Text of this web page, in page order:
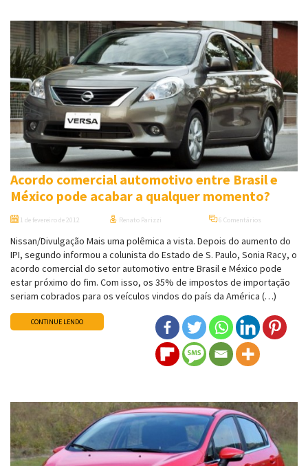
Acordo comercial automotivo entre Brasil e
México pode acabar a qualquer momento?
1 de fevereiro de 2012 Renato Parizzi 6 Comentários
Nissan/Divulgação Mais uma polêmica a vista. Depois do aumento do
IPI, segundo informou a colunista do Estado de S. Paulo, Sonia Racy, o
acordo comercial do setor automotivo entre Brasil e México pode
estar próximo do fim. Com isso, os 35% de impostos de importação
seriam cobrados para os veículos vindos do país da América (…)
CONTINUE LENDO